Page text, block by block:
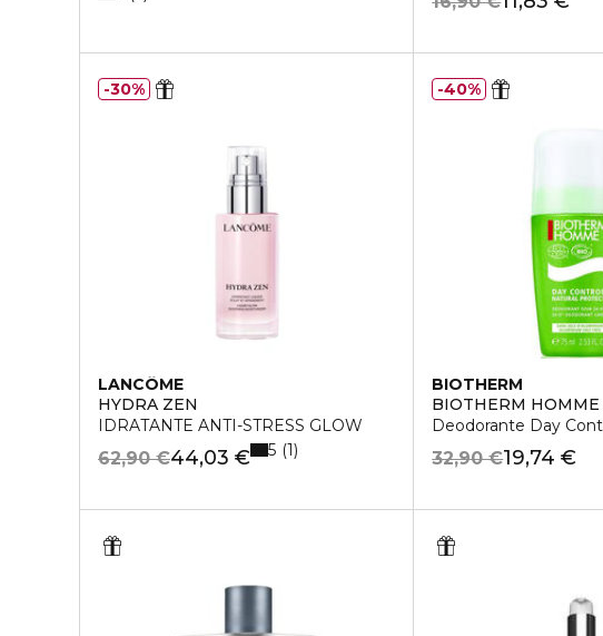
LANCÔME
HYDRA ZEN
IDRATANTE ANTI-STRESS GLOW
44,03 €
62,90 € 5 1
30%
BIOTHERM
BIOTHERM HOMME
Deodorante Day
19,74 €
32,90 €
40%